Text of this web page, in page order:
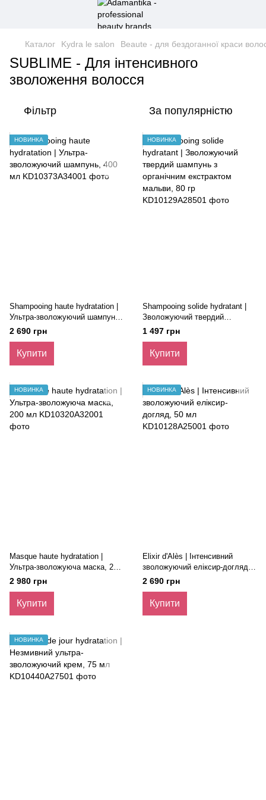
Каталог Kydra le salon Beaute - для бездоганної краси
SUBLIME - Для інтенсивного
зволоження волосся
Фільтр За популярністю
НОВИНКА
Shampooing haute hydratation |
Ультра-зволожуючий шампунь,
400 мл
2 690 грн
Купити
НОВИНКА
Shampooing solide hydratant |
Зволожуючий твердий
шампунь з органічним
екстрактом мальви, 80 гр
1 497 грн
Купити
НОВИНКА
Masque haute hydratation |
Ультра-зволожуюча маска, 200
мл
2 980 грн
Купити
НОВИНКА
Elixir d'Alès | Інтенсивний
зволожуючий еліксир-догляд,
50 мл
2 690 грн
Купити
НОВИНКА